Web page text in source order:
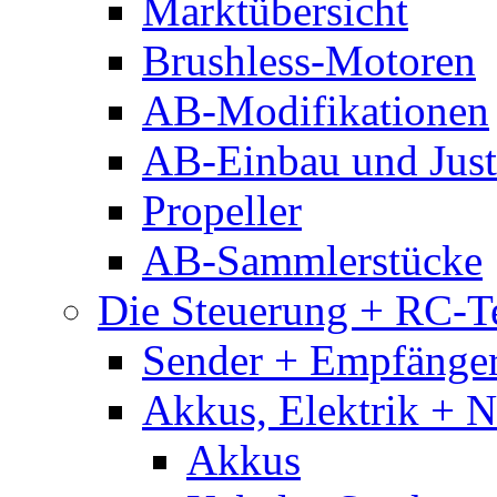
Marktübersicht
Brushless-Motoren
AB-Modifikationen
AB-Einbau und
Propeller
AB-Sammlerstücke
Die Steuerung + RC-
Sender +
Akkus, Elektrik +
Akkus